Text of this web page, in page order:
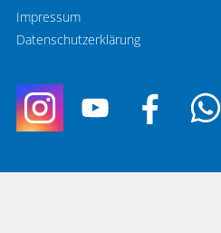
Impressum
Datenschutzerklärung